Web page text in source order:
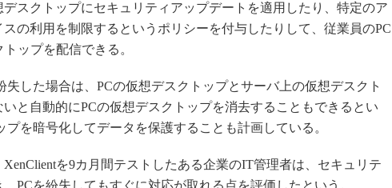
スクトップにセキュリティアップデートを適用したり、特定のア
の利用を制限するというポリシーを付与したりして、従業員のPC
ップを配信できる。
した場合は、PCの仮想デスクトップとサーバ上の仮想デスクト
と自動的にPCの仮想デスクトップを消去することもできるとい
プを暗号化してデータを保護することも計画している。
を9カ月間テストしたある企業のIT管理者は、セキュリテ
PCを紛失してもすぐに対応が取れる点を評価したという。